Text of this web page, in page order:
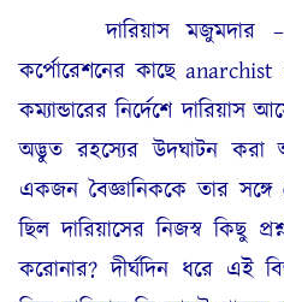
দারিয়াস মজুমদার –
কর্পোরেশনের কাছে
কম্যান্ডারের নির্দেশে
অদ্ভুত রহস্যের উদঘাটন করা
একজন বৈজ্ঞানিককে তার
ছিল দারিয়াসের নিজস্ব কিছু
করোনার? দীর্ঘদিন ধরে এই